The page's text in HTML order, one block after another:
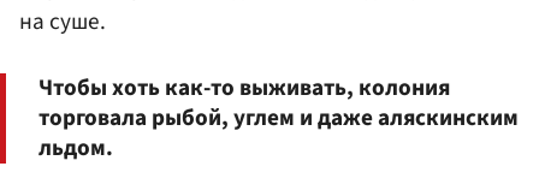
на суше.
Чтобы хоть как-то выживать, колония
торговала рыбой, углем и даже аляскинским
льдом.